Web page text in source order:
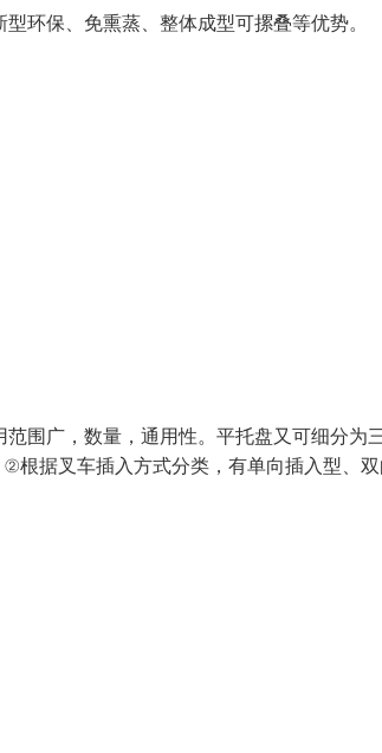
环保、免熏蒸、整体成型可摞叠等优势。
围广，数量，通用性。平托盘又可细分为
根据叉车插入方式分类，有单向插入型、